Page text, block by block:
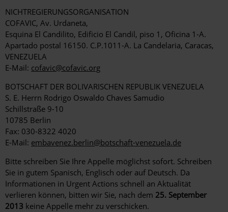
NICHTREGIERUNGSORGANISATION
COFAVIC, Av. Urdaneta,
Esquina El Candilito, Edificio El Candil, piso 1, Oficina 1-A.
Apartado postal 16150. C.P.1011-A. La Candelaria, Caracas,
VENEZUELA
E-Mail: cofavic@cofavic.org
BOTSCHAFT DER BOLIVARISCHEN REPUBLIK VENEZUELA
S. E. Herrn Rodrigo Oswaldo Chaves Samudio
Schillstraße 9-10
10785 Berlin
Fax: 030-8322 4020
E-Mail: embavenez.berlin@botschaft-venezuela.de
Bitte schreiben Sie Ihre Appelle möglichst sofort. Schreiben
Sie in gutem Spanisch, Englisch oder auf Deutsch. Da
Informationen in Urgent Actions schnell an Aktualität
verlieren können, bitten wir Sie, nach dem 25. September
2013 keine Appelle mehr zu verschicken.